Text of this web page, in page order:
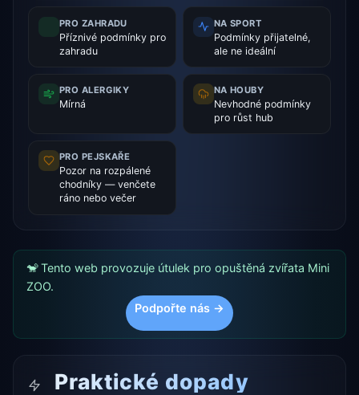
PRO ZAHRADU
Příznivé podmínky pro
zahradu
NA SPORT
Podmínky přijatelné,
ale ne ideální
PRO ALERGIKY
Mírná
NA HOUBY
Nevhodné podmínky
pro růst hub
PRO PEJSKAŘE
Pozor na rozpálené
chodníky — venčete
ráno nebo večer
🐒 Tento web provozuje útulek pro opuštěná zvířata Mini
ZOO.
Podpořte nás →
Praktické dopady